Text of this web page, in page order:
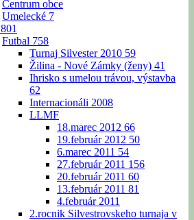
Centrum obce
Umelecké 7
801
Futbal 758
Turnaj Silvester 2010 59
Žilina - Nové Zámky (ženy) 41
Ihrisko s umelou trávou, výstavba
62
Internacionáli 2008
LLMF
18.marec 2012 66
19.február 2012 50
6.marec 2011 54
27.február 2011 156
20.február 2011 60
13.február 2011 81
4.február 2011
2.rocnik Silvestrovskeho turnaja v